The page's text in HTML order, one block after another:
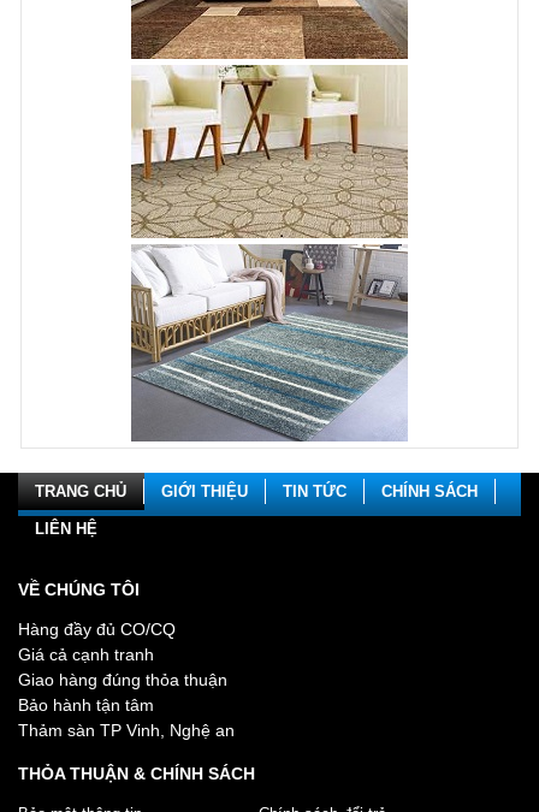
TRANG CHỦ GIỚI THIỆU TIN TỨC CHÍNH SÁCH
LIÊN HỆ
VỀ CHÚNG TÔI
Hàng đầy đủ CO/CQ
Giá cả cạnh tranh
Giao hàng đúng thỏa thuận
Bảo hành tận tâm
Thảm sàn TP Vinh, Nghệ an
THỎA THUẬN & CHÍNH SÁCH